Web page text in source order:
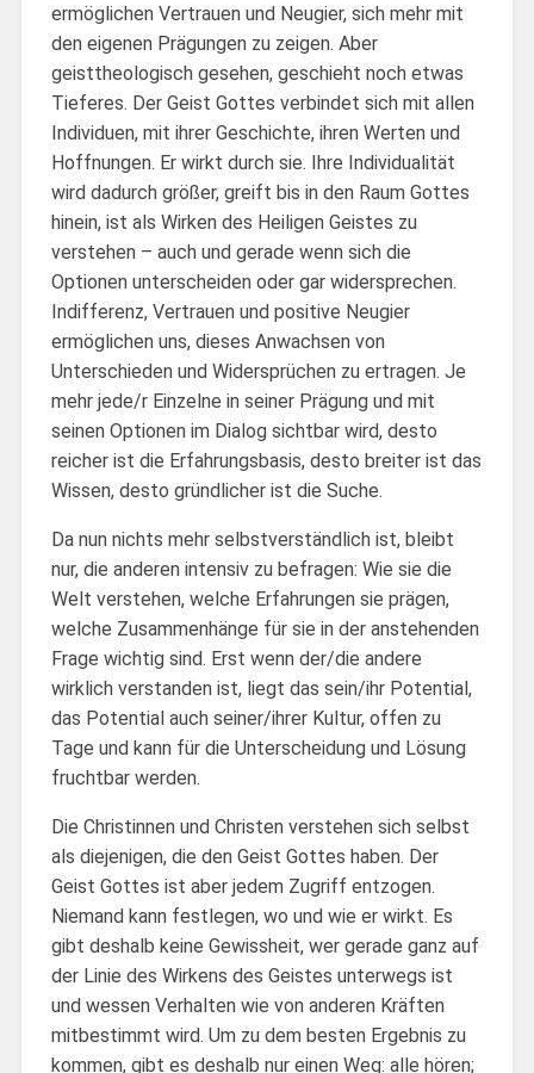
ermöglichen Vertrauen und Neugier, sich mehr mit
den eigenen Prägungen zu zeigen. Aber
geisttheologisch gesehen, geschieht noch etwas
Tieferes. Der Geist Gottes verbindet sich mit allen
Individuen, mit ihrer Geschichte, ihren Werten und
Hoffnungen. Er wirkt durch sie. Ihre Individualität
wird dadurch größer, greift bis in den Raum Gottes
hinein, ist als Wirken des Heiligen Geistes zu
verstehen – auch und gerade wenn sich die
Optionen unterscheiden oder gar widersprechen.
Indifferenz, Vertrauen und positive Neugier
ermöglichen uns, dieses Anwachsen von
Unterschieden und Widersprüchen zu ertragen. Je
mehr jede/r Einzelne in seiner Prägung und mit
seinen Optionen im Dialog sichtbar wird, desto
reicher ist die Erfahrungsbasis, desto breiter ist das
Wissen, desto gründlicher ist die Suche.
Da nun nichts mehr selbstverständlich ist, bleibt
nur, die anderen intensiv zu befragen: Wie sie die
Welt verstehen, welche Erfahrungen sie prägen,
welche Zusammenhänge für sie in der anstehenden
Frage wichtig sind. Erst wenn der/die andere
wirklich verstanden ist, liegt das sein/ihr Potential,
das Potential auch seiner/ihrer Kultur, offen zu
Tage und kann für die Unterscheidung und Lösung
fruchtbar werden.
Die Christinnen und Christen verstehen sich selbst
als diejenigen, die den Geist Gottes haben. Der
Geist Gottes ist aber jedem Zugriff entzogen.
Niemand kann festlegen, wo und wie er wirkt. Es
gibt deshalb keine Gewissheit, wer gerade ganz auf
der Linie des Wirkens des Geistes unterwegs ist
und wessen Verhalten wie von anderen Kräften
mitbestimmt wird. Um zu dem besten Ergebnis zu
kommen, gibt es deshalb nur einen Weg: alle hören;